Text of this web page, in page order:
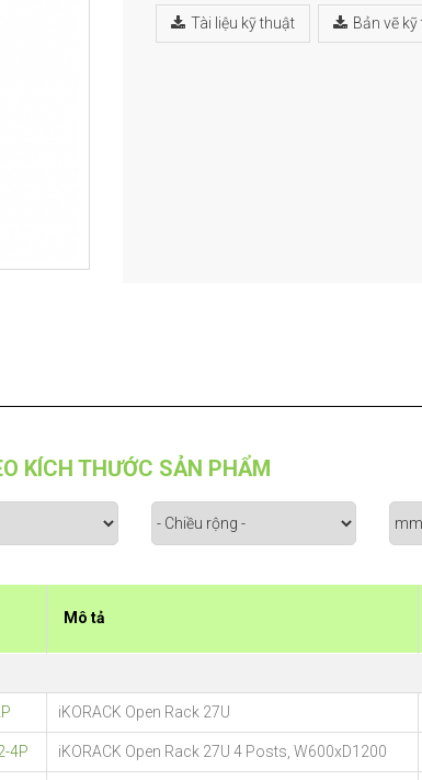
Tài liệu kỹ thuật Bản vẽ kỹ
KÍCH THƯỚC SẢN PHẨM
Mô tả
iKORACK Open Rack 27U
4P iKORACK Open Rack 27U 4 Posts, W600xD1200